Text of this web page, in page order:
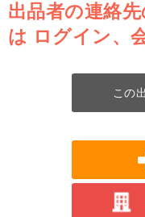
出品者の連絡
は ログイン、
この